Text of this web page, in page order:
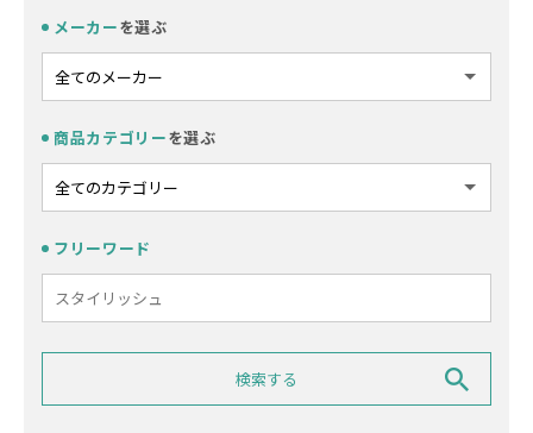
メーカーを選ぶ
商品カテゴリーを選ぶ
フリーワード